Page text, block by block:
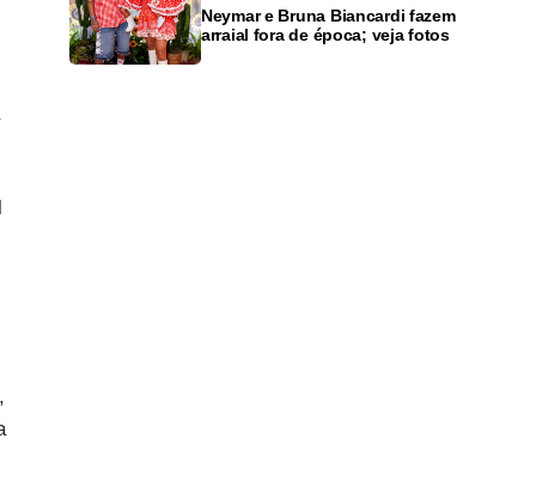
Neymar e Bruna Biancardi fazem
arraial fora de época; veja fotos